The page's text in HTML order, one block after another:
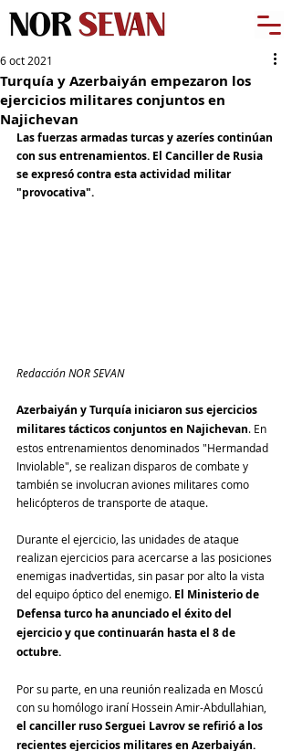
Turquía y Azerbaiyán empezaron los
ejercicios militares conjuntos en
Najichevan
6 oct 2021
Las fuerzas armadas turcas y azeríes continúan
con sus entrenamientos. El Canciller de Rusia
se expresó contra esta actividad militar
"provocativa".
Redacción NOR SEVAN
Azerbaiyán y Turquía iniciaron sus ejercicios
militares tácticos conjuntos en Najichevan. En
estos entrenamientos denominados "Hermandad
Inviolable", se realizan disparos de combate y
también se involucran aviones militares como
helicópteros de transporte de ataque.
Durante el ejercicio, las unidades de ataque
realizan ejercicios para acercarse a las posiciones
enemigas inadvertidas, sin pasar por alto la vista
del equipo óptico del enemigo. El Ministerio de
Defensa turco ha anunciado el éxito del
ejercicio y que continuarán hasta el 8 de
octubre.
Por su parte, en una reunión realizada en Moscú
con su homólogo iraní Hossein Amir-Abdullahian,
el canciller ruso Serguei Lavrov se refirió a los
recientes ejercicios militares en Azerbaiyán.